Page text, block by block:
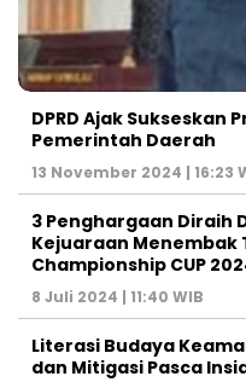
DPRD Ajak Sukseskan
Pemerintah Daerah
13 November 2024 | 16:23
3 Penghargaan Diraih
Kejuaraan Menembak
Championship CUP
8 Juli 2024 | 11:40 WIB
Literasi Budaya
dan Mitigasi Pasca